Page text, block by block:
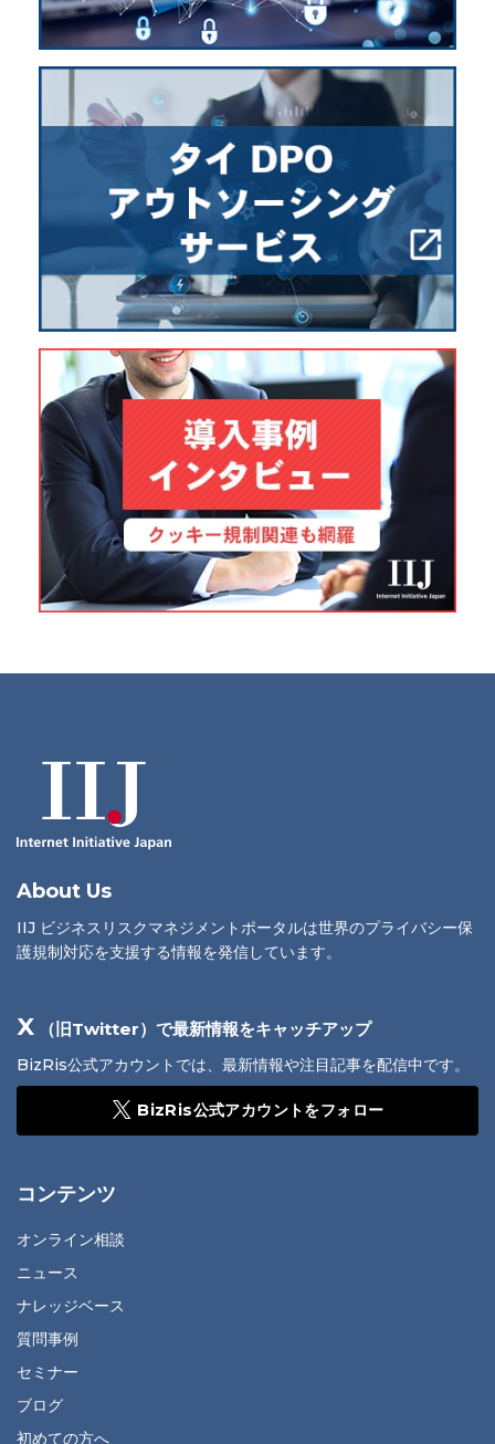
About Us
IIJ ビジネスリスクマネジメントポータルは世界のプライバシー保
護規制対応を支援する情報を発信しています。
X （旧Twitter）で最新情報をキャッチアップ
BizRis公式アカウントでは、最新情報や注目記事を配信中です。
BizRis公式アカウントをフォロー
コンテンツ
オンライン相談
ニュース
ナレッジベース
質問事例
セミナー
ブログ
初めての方へ